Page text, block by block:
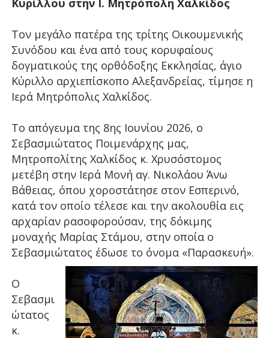
Κυρίλλου στην Ι. Μητρόπολη Χαλκίδος
Τον μεγάλο πατέρα της τρίτης Οικουμενικής
Συνόδου και ένα από τους κορυφαίους
δογματικούς της ορθόδοξης Εκκλησίας, άγιο
Κύριλλο αρχιεπίσκοπο Αλεξανδρείας, τίμησε η
Ιερά Μητρόπολις Χαλκίδος.
Το απόγευμα της 8ης Ιουνίου 2026, ο
Σεβασμιώτατος Ποιμενάρχης μας,
Μητροπολίτης Χαλκίδος κ. Χρυσόστομος
μετέβη στην Ιερά Μονή αγ. Νικολάου Άνω
Βάθειας, όπου χοροστάτησε στον Εσπερινό,
κατά τον οποίο τέλεσε και την ακολουθία εις
αρχαρίαν ρασοφορούσαν, της δόκιμης
μοναχής Μαρίας Στάμου, στην οποία ο
Σεβασμιώτατος έδωσε το όνομα «Παρασκευή».
Ο
Σεβασμι
ώτατος
κ.